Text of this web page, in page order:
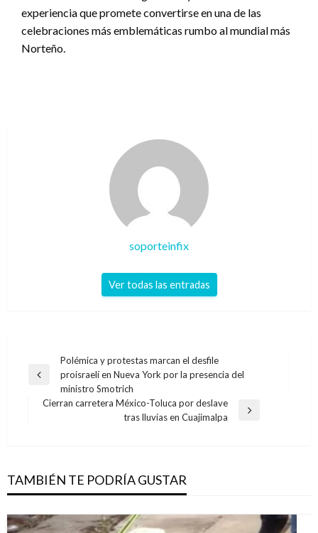
experiencia que promete convertirse en una de las
celebraciones más emblemáticas rumbo al mundial más
Norteño.
soporteinfix
Ver todas las entradas
Navegación
de
entradas
Entrada
anterior
Polémica y protestas marcan el desfile
proisraelí en Nueva York por la presencia del
ministro Smotrich
Cierran carretera México-Toluca por deslave
tras lluvias en Cuajimalpa
TAMBIÉN TE PODRÍA GUSTAR